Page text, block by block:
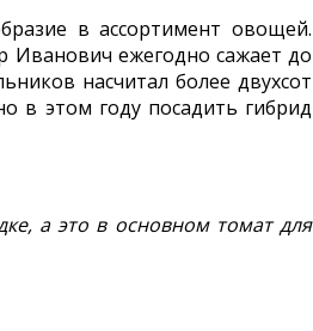
в ассортимент овощей.
Иванович ежегодно сажает до
насчитал более двухсот
в этом году посадить гибрид
а это в основном томат для